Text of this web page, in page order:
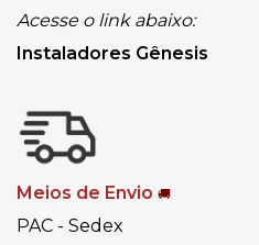
Acesse o link abaixo:
Instaladores Gênesis
Meios de Envio 🚚
PAC - Sedex